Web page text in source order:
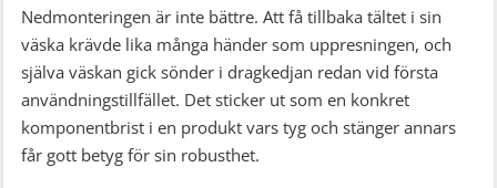
Nedmonteringen är inte bättre. Att få tillbaka tältet i sin
väska krävde lika många händer som uppresningen, och
själva väskan gick sönder i dragkedjan redan vid första
användningstillfället. Det sticker ut som en konkret
komponentbrist i en produkt vars tyg och stänger annars
får gott betyg för sin robusthet.